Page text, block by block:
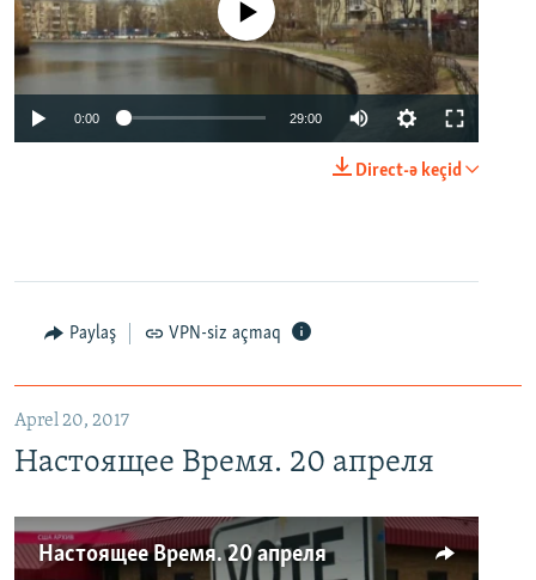
No media source currently available
0:00 29:00
Direct-ə keçid
Paylaş VPN-siz açmaq
Aprel 20, 2017
Настоящее Время. 20 апреля
Настоящее Время. 20 апреля